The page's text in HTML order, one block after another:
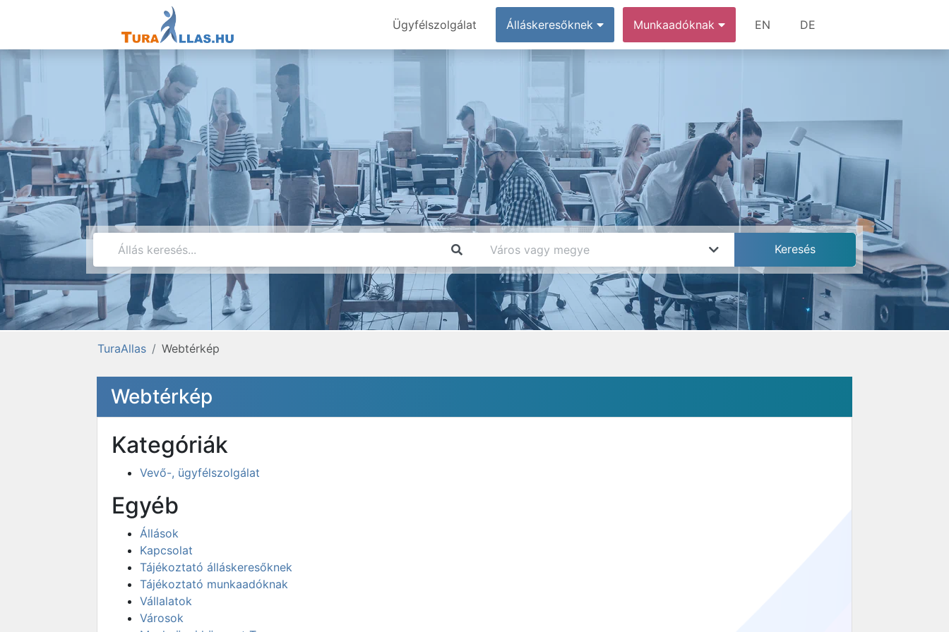
Ügyfélszolgálat Álláskeresőknek Munkaadóknak EN DE
TuraAllas Webtérkép
Webtérkép
Kategóriák
Vevő-, ügyfélszolgálat
Egyéb
Állások
Kapcsolat
Tájékoztató álláskeresőknek
Tájékoztató munkaadóknak
Vállalatok
Városok